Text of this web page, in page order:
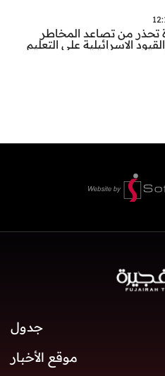
تحذر من تصاعد المخاطر
الاسرائيلية على التعليم
جدول
موقع الأخبار